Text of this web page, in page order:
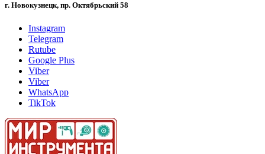
г. Новокузнецк, пр. Октябрьский 58
Instagram
Telegram
Rutube
Google Plus
Viber
Viber
WhatsApp
TikTok